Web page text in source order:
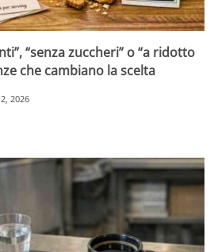
“senza zuccheri” o “a ridotto
che cambiano la scelta
2026